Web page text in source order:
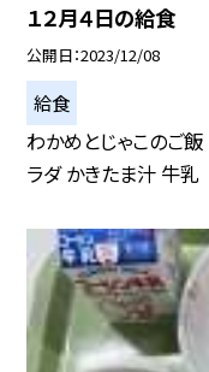
１２月４日の給食
公開日 2023/12/08
給食
わかめとじゃこのご
ラダ かきたま汁 牛乳